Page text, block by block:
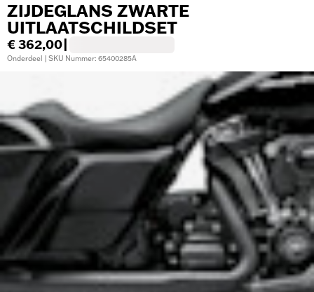
ZIJDEGLANS ZWARTE
UITLAATSCHILDSET
€ 362,00
Onderdeel | SKU Nummer: 65400285A